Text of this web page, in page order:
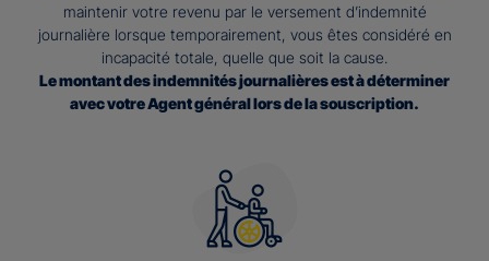
maintenir votre revenu par le versement d’indemnité
journalière lorsque temporairement, vous êtes considéré en
incapacité totale, quelle que soit la cause.
Le montant des indemnités journalières est à déterminer
avec votre Agent général lors de la souscription.